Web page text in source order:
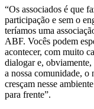
“Os associados é que
participação e sem o
teríamos uma
ABF. Vocês podem
acontecer, com muito
dialogar e, obviamente,
a nossa comunidade, o
cresçam nesse
para frente”.